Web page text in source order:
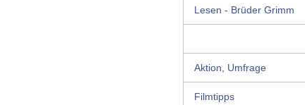
Lesen - Brüder Grimm
Aktion, Umfrage
Filmtipps